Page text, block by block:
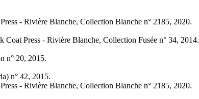
- Rivière Blanche, Collection Blanche n° 2185, 2020.
Coat Press - Rivière Blanche, Collection Fusée n° 34, 2014.
n° 20, 2015.
n° 42, 2015.
- Rivière Blanche, Collection Blanche n° 2185, 2020.